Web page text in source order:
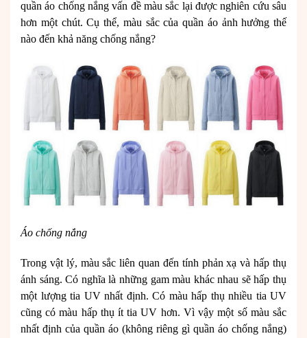
quần áo chống nắng vấn đề màu sắc lại được nghiên cứu sâu
hơn một chút. Cụ thể, màu sắc của quần áo ảnh hưởng thế
nào đến khả năng chống nắng?
Áo chống nắng
Trong vật lý, màu sắc liên quan đến tính phản xạ và hấp thụ
ánh sáng. Có nghĩa là những gam màu khác nhau sẽ hấp thụ
một lượng tia UV nhất định. Có màu hấp thụ nhiều tia UV
cũng có màu hấp thụ ít tia UV hơn. Vì vậy một số màu sắc
nhất định của quần áo (không riêng gì quần áo chống nắng)